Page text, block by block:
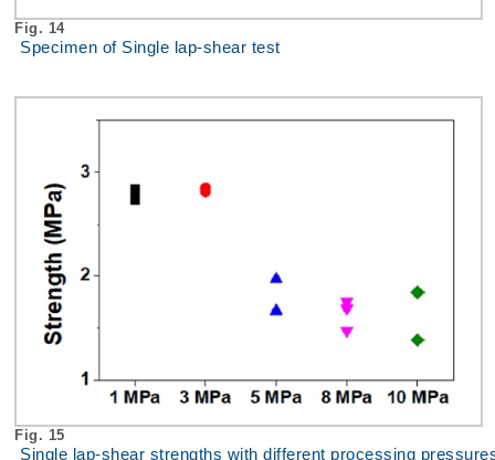
Fig. 14
Specimen of Single lap-shear test
Fig. 15
Single lap-shear strengths with different processing